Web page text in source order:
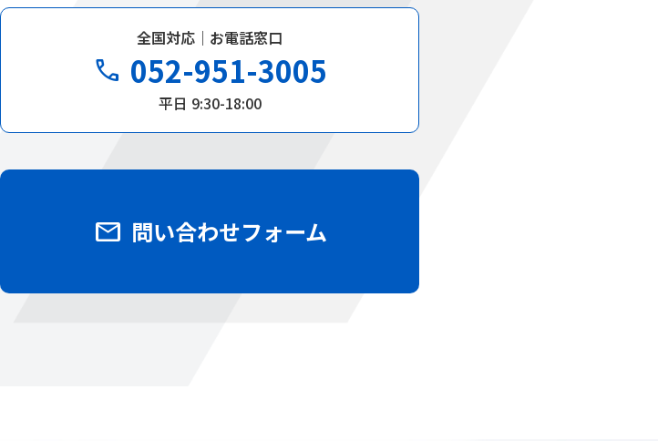
全国対応｜お電話窓口
phone 052-951-3005
平日 9:30-18:00
mail 問い合わせフォーム